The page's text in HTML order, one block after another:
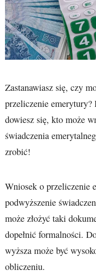
Zastanawiasz się, czy
przeliczenie emerytury?
dowiesz się, kto może
świadczenia
zrobić!
Wniosek o przeliczenie
podwyższenie
może złożyć taki
dopełnić formalności.
wyższa może być
obliczeniu.